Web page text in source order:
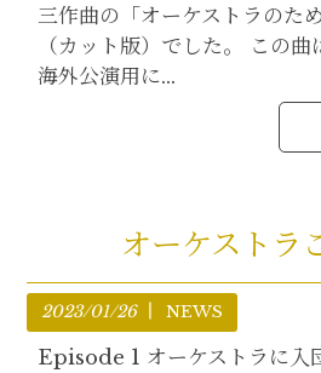
三作曲の「オーケストラのた
（カット版）でした。 この
海外公演用に...
オーケストラ
2023/01/26 NEWS
Episode 1 オーケストラに入